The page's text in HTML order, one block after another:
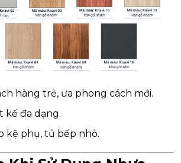
hàng trẻ, ưa phong cách mới.
kế đa dạng.
kệ phụ, tủ bếp nhỏ.